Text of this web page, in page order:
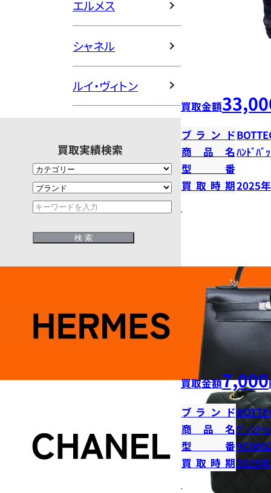
エルメス
シャネル
ルイ・ヴィトン
買取実績検索
買取金額
ブランド
商品名ﾊﾝﾄﾞﾊﾞ
型番
買取時期2025
買取金額7,000
ブランド
商品名ｳﾞｨﾝﾃｰ
型番
買取時期2025